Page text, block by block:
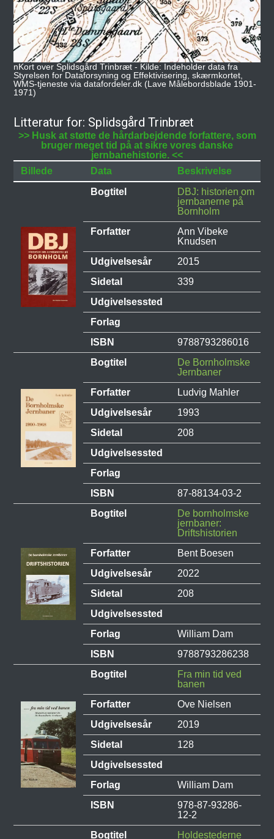
nKort over Splidsgård Trinbræt - Kilde: Indeholder data fra
Styrelsen for Dataforsyning og Effektivisering, skærmkortet,
WMS-tjeneste via datafordeler.dk (Lave Målebordsblade 1901-
1971)
Litteratur for: Splidsgård Trinbræt
>> Husk at støtte de hårdarbejdende forfattere, som
bruger meget tid på at sikre vores danske
jernbanehistorie. <<
Billede
Data
Beskrivelse
Bogtitel
DBJ: historien om
jernbanerne på
Bornholm
Forfatter
Ann Vibeke
Knudsen
Udgivelsesår
2015
Sidetal
339
Udgivelsessted
Forlag
ISBN
9788793286016
Bogtitel
De Bornholmske
Jernbaner
Forfatter
Ludvig Mahler
Udgivelsesår
1993
Sidetal
208
Udgivelsessted
Forlag
ISBN
87-88134-03-2
Bogtitel
De bornholmske
jernbaner:
Driftshistorien
Forfatter
Bent Boesen
Udgivelsesår
2022
Sidetal
208
Udgivelsessted
Forlag
William Dam
ISBN
9788793286238
Bogtitel
Fra min tid ved
banen
Forfatter
Ove Nielsen
Udgivelsesår
2019
Sidetal
128
Udgivelsessted
Forlag
William Dam
ISBN
978-87-93286-
12-2
Bogtitel
Holdestederne